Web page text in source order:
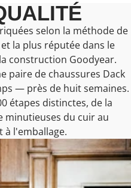
selon la méthode de
la plus réputée dans le
construction Goodyear.
paire de chaussures Dack
— près de huit semaines.
étapes distinctes, de la
minutieuses du cuir au
à l'emballage.